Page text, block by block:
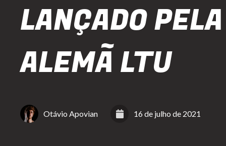
LANÇADO
ALEMÃ LTU
Otávio Apovian 16 de julho de 2021